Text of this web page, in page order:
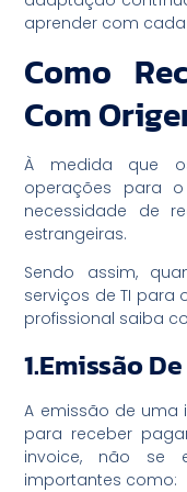
aprender com
Como
Com
À medida que
operações para
necessidade de
estrangeiras.
Sendo assim,
serviços de TI para
profissional saiba
1.Emissão
A emissão de uma
para receber
invoice, não se
importantes como: